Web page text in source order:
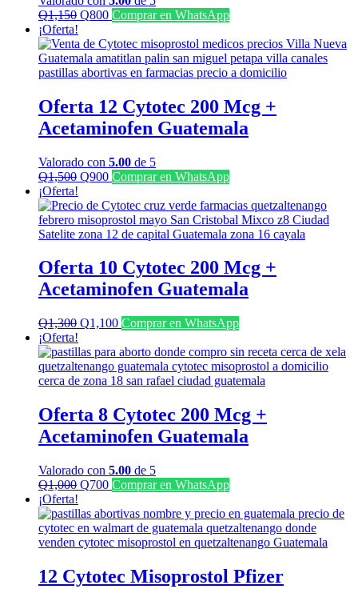
Q1,150 El
original
era:
Q1,150.
Q800El
actual
es:
Q800.
Comprar en WhatsApp
¡Oferta!
Oferta 12 Cytotec 200 Mcg +
Acetaminofen Guatemala
Valorado con 5.00 de 5
Q1,500 El
original
era:
Q1,500.
Q900El
actual
es:
Q900.
Comprar en WhatsApp
¡Oferta!
Oferta 10 Cytotec 200 Mcg +
Acetaminofen Guatemala
Q1,300 El
original
era:
Q1,300.
Q1,100El
actual
es:
Q1,100.
Comprar en WhatsApp
¡Oferta!
Oferta 8 Cytotec 200 Mcg +
Acetaminofen Guatemala
Valorado con 5.00 de 5
Q1,000 El
original
era:
Q1,000.
Q700El
actual
es:
Q700.
Comprar en WhatsApp
¡Oferta!
12 Cytotec Misoprostol Pfizer